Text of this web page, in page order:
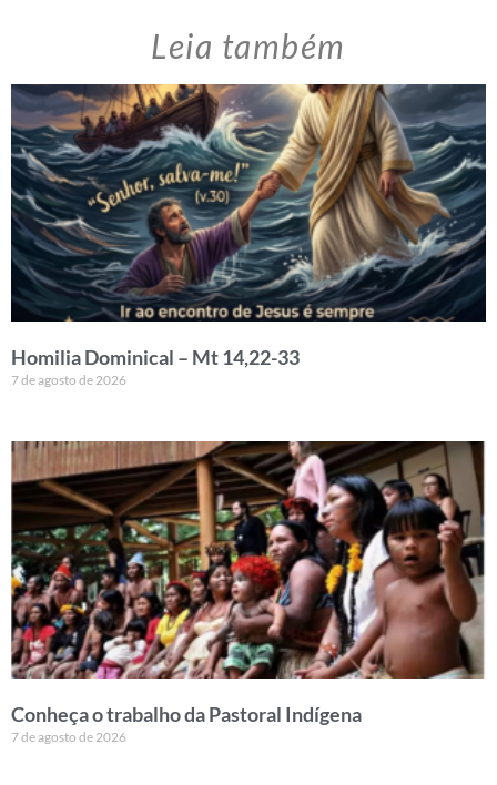
Leia também
Homilia Dominical – Mt 14,22-33
7 de agosto de 2026
Conheça o trabalho da Pastoral Indígena
7 de agosto de 2026